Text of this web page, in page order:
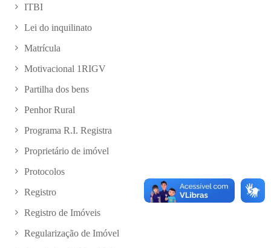
ITBI
Lei do inquilinato
Matrícula
Motivacional 1RIGV
Partilha dos bens
Penhor Rural
Programa R.I. Registra
Proprietário de imóvel
Protocolos
Registro
Registro de Imóveis
Regularização de Imóvel